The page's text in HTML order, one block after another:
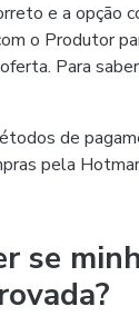
e a opção
o Produtor
Para
de
pela
se